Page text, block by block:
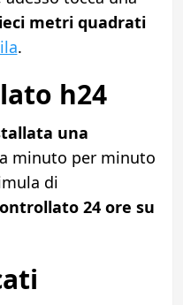
metri quadrati
.
h24
una
minuto per minuto
di
24 ore su